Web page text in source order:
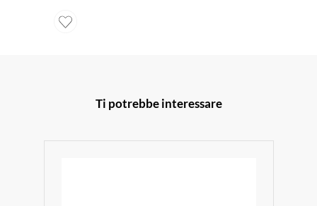
Ti potrebbe interessare